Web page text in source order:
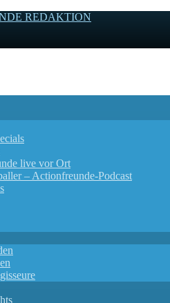
REDAKTION
live vor Ort
– Actionfreunde-Podcast